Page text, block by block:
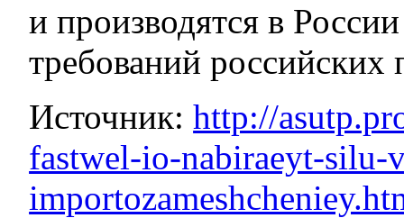
и производятся в
требований российских
Источник:http://
fastwel-io-nabiraeyt-silu-